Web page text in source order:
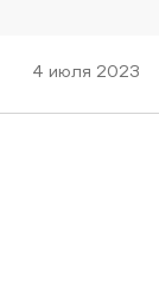
4 июля 2023